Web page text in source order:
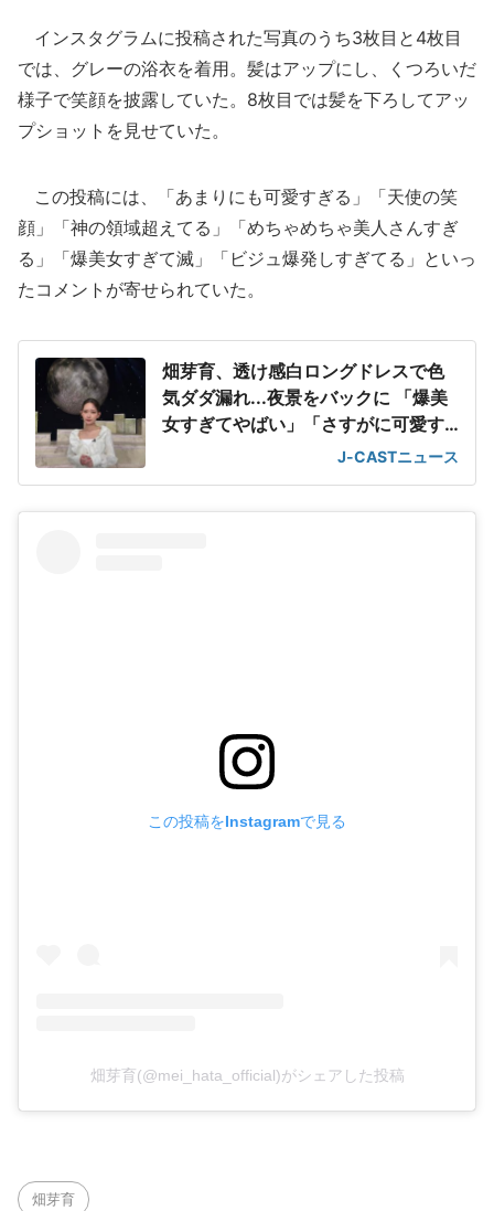
インスタグラムに投稿された写真のうち3枚目と4枚目
では、グレーの浴衣を着用。髪はアップにし、くつろいだ
様子で笑顔を披露していた。8枚目では髪を下ろしてアッ
プショットを見せていた。
この投稿には、「あまりにも可愛すぎる」「天使の笑
顔」「神の領域超えてる」「めちゃめちゃ美人さんすぎ
る」「爆美女すぎて滅」「ビジュ爆発しすぎてる」といっ
たコメントが寄せられていた。
畑芽育、透け感白ロングドレスで色
気ダダ漏れ...夜景をバックに 「爆美
女すぎてやばい」「さすがに可愛す
J-CASTニュース
この投稿をInstagramで見る
畑芽育(@mei_hata_official)がシェアした投稿
畑芽育